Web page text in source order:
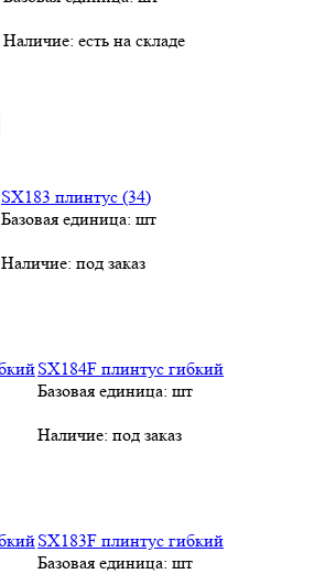
Наличие: есть на складе
SX183 плинтус (34)
Базовая единица: шт
Наличие: под заказ
SХ184F плинтус гибкий
Базовая единица: шт
Наличие: под заказ
SХ183F плинтус гибкий
Базовая единица: шт